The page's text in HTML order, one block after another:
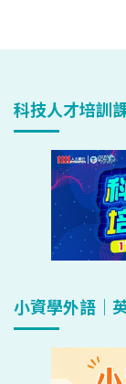
科技人才培訓
小資學外語｜